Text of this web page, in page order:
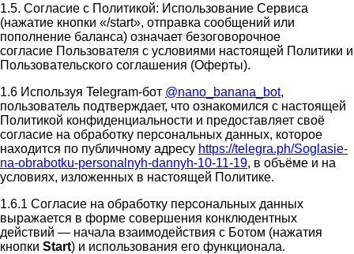
1.5. Согласие с Политикой: Использование Сервиса
(нажатие кнопки «/start», отправка сообщений или
пополнение баланса) означает безоговорочное
согласие Пользователя с условиями настоящей Политики и
Пользовательского соглашения (Оферты).
1.6 Используя Telegram-бот @nano_banana_bot,
пользователь подтверждает, что ознакомился с настоящей
Политикой конфиденциальности и предоставляет своё
согласие на обработку персональных данных, которое
находится по публичному адресу https://telegra.ph/Soglasie-
na-obrabotku-personalnyh-dannyh-10-11-19, в объёме и на
условиях, изложенных в настоящей Политике.
1.6.1 Согласие на обработку персональных данных
выражается в форме совершения конклюдентных
действий — начала взаимодействия с Ботом (нажатия
кнопки Start) и использования его функционала.